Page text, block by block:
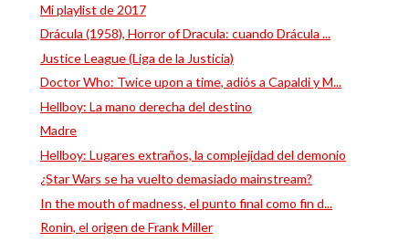
Mi playlist de 2017
Drácula (1958), Horror of Dracula: cuando Drácula ...
Justice League (Liga de la Justicia)
Doctor Who: Twice upon a time, adiós a Capaldi y M...
Hellboy: La mano derecha del destino
Madre
Hellboy: Lugares extraños, la complejidad del demonio
¿Star Wars se ha vuelto demasiado mainstream?
In the mouth of madness, el punto final como fin d...
Ronin, el origen de Frank Miller